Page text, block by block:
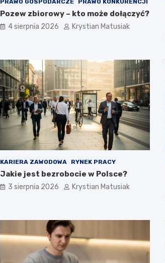
PRAWO GOSPODARCZE PRAWO KONKURENCJI
Pozew zbiorowy – kto może dołączyć?
4 sierpnia 2026 Krystian Matusiak
KARIERA ZAWODOWA RYNEK PRACY
Jakie jest bezrobocie w Polsce?
3 sierpnia 2026 Krystian Matusiak